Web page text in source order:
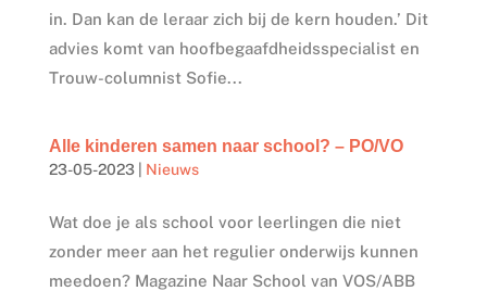
in. Dan kan de leraar zich bij de kern houden.’ Dit
advies komt van hoofbegaafdheidsspecialist en
Trouw-columnist Sofie...
Alle kinderen samen naar school? – PO/VO
23-05-2023| Nieuws
Wat doe je als school voor leerlingen die niet
zonder meer aan het regulier onderwijs kunnen
meedoen? Magazine Naar School van VOS/ABB